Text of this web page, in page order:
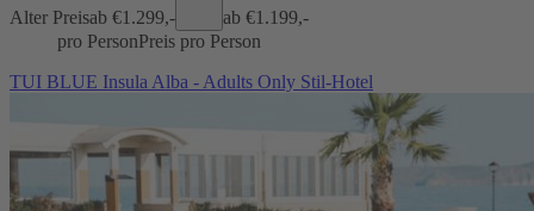
Alter Preisab €1.299,- ab €1.199,-
pro PersonPreis pro Person
TUI BLUE Insula Alba - Adults Only Stil-Hotel